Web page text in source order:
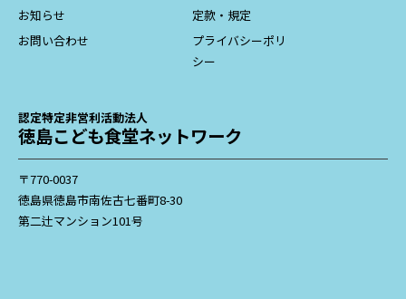
お知らせ
お問い合わせ
定款・規定
プライバシーポリ
シー
認定特定非営利活動法人
徳島こども食堂ネットワーク
〒770-0037
徳島県徳島市南佐古七番町8-30
第二辻マンション101号